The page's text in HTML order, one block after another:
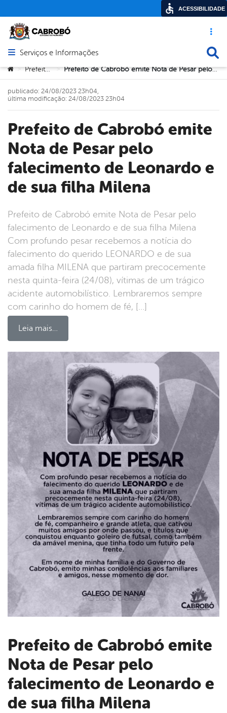
Acesso
Abrir menu principal de navegação
Serviços e Informações
Você está aqui:
> Prefeitura > Prefeito de Cabrobó emite Nota de Pesar pelo falecimento de Leonardo e de sua filha Milena
Prefeito de Cabrobó emite
Nota de Pesar pelo
falecimento de Leonardo e
de sua filha Milena
Prefeito de Cabrobó emite Nota de Pesar pelo
falecimento de Leonardo e de sua filha Milena
Com profundo pesar recebemos a notícia do
falecimento do querido LEONARDO e de sua
amada filha MILENA que partiram precocemente
nesta quinta-feira (24/08), vítimas de um trágico
acidente automobilístico. Lembraremos sempre
com carinho do homem de fé, […]
Leia mais…
publicado: 24/08/2023 23h04,
última modificação: 24/08/2023 23h04
Prefeito de Cabrobó emite
Nota de Pesar pelo
falecimento de Leonardo e
de sua filha Milena
ACESSIBILIDADE